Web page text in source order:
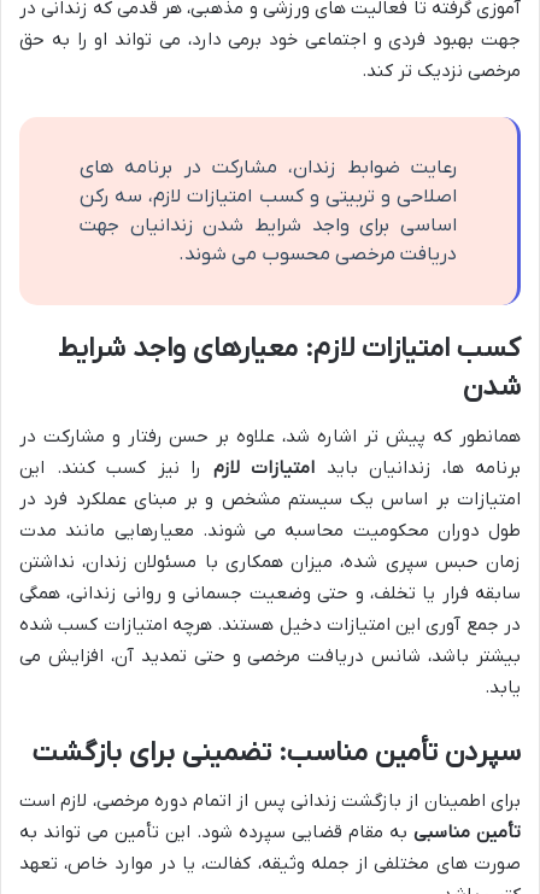
آموزی گرفته تا فعالیت های ورزشی و مذهبی، هر قدمی که زندانی در
جهت بهبود فردی و اجتماعی خود برمی دارد، می تواند او را به حق
مرخصی نزدیک تر کند.
رعایت ضوابط زندان، مشارکت در برنامه های
اصلاحی و تربیتی و کسب امتیازات لازم، سه رکن
اساسی برای واجد شرایط شدن زندانیان جهت
دریافت مرخصی محسوب می شوند.
کسب امتیازات لازم: معیارهای واجد شرایط
شدن
همانطور که پیش تر اشاره شد، علاوه بر حسن رفتار و مشارکت در
برنامه ها، زندانیان باید امتیازات لازم را نیز کسب کنند. این
امتیازات بر اساس یک سیستم مشخص و بر مبنای عملکرد فرد در
طول دوران محکومیت محاسبه می شوند. معیارهایی مانند مدت
زمان حبس سپری شده، میزان همکاری با مسئولان زندان، نداشتن
سابقه فرار یا تخلف، و حتی وضعیت جسمانی و روانی زندانی، همگی
در جمع آوری این امتیازات دخیل هستند. هرچه امتیازات کسب شده
بیشتر باشد، شانس دریافت مرخصی و حتی تمدید آن، افزایش می
یابد.
سپردن تأمین مناسب: تضمینی برای بازگشت
برای اطمینان از بازگشت زندانی پس از اتمام دوره مرخصی، لازم است
تأمین مناسبی به مقام قضایی سپرده شود. این تأمین می تواند به
صورت های مختلفی از جمله وثیقه، کفالت، یا در موارد خاص، تعهد